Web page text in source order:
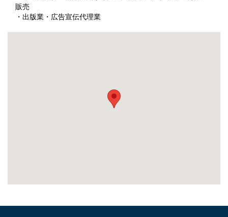
販売
・出版業・広告宣伝代理業